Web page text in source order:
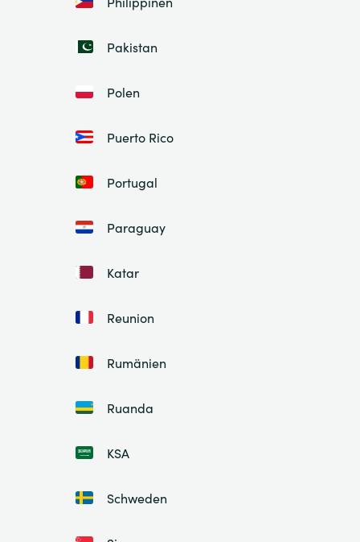
Pakistan
Polen
Puerto Rico
Portugal
Paraguay
Katar
Reunion
Rumänien
Ruanda
KSA
Schweden